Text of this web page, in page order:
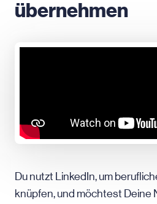
übernehmen
Du nutzt LinkedIn, um
knüpfen, und möchtest Deine